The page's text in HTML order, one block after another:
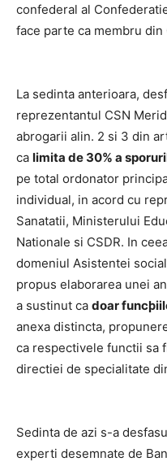
confederal al
face parte ca membru
La sedinta anterioara,
reprezentantul CSN
abrogarii alin. 2 si 3 din
ca limita de 30% a
pe total ordonator princip
individual, in acord cu
Sanatatii, Ministerului
Nationale si CSDR. In
domeniul Asistentei socia
propus elaborarea unei a
a sustinut ca doar
anexa distincta,
ca respectivele functii sa
directiei de specialitate
Sedinta de azi s-a
experti desemnate de